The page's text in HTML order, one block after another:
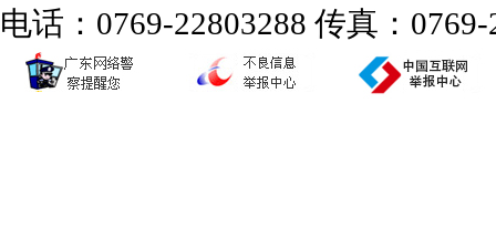
电话：0769-22803288 传真：0769-